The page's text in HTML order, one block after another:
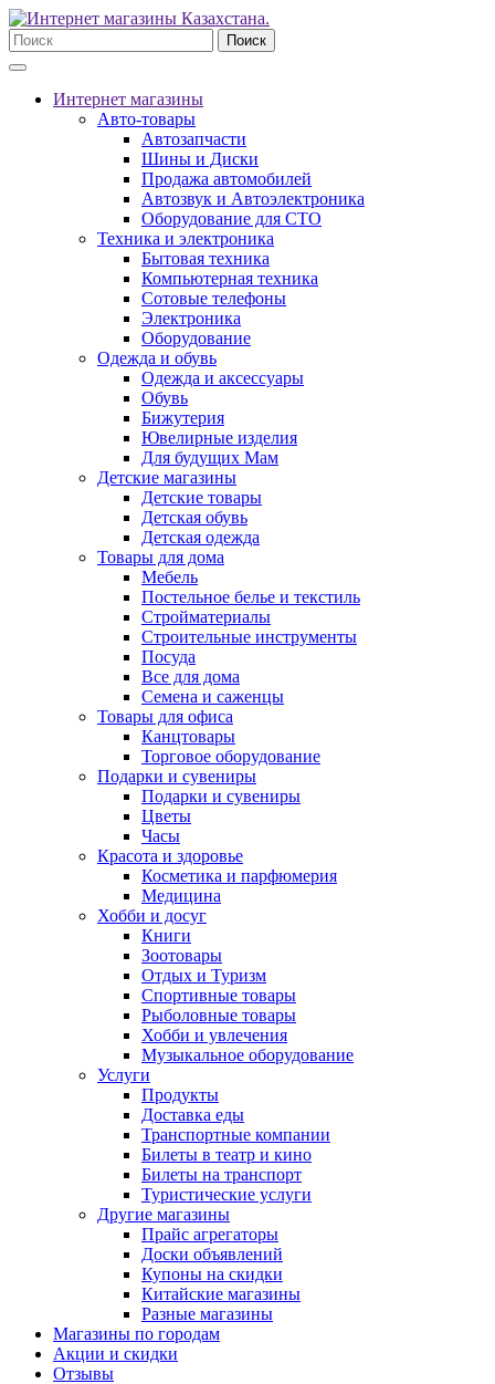
Поиск
Интернет магазины
Авто-товары
Автозапчасти
Шины и Диски
Продажа автомобилей
Автозвук и Автоэлектроника
Оборудование для СТО
Техника и электроника
Бытовая техника
Компьютерная техника
Сотовые телефоны
Электроника
Оборудование
Одежда и обувь
Одежда и аксессуары
Обувь
Бижутерия
Ювелирные изделия
Для будущих Мам
Детские магазины
Детские товары
Детская обувь
Детская одежда
Товары для дома
Мебель
Постельное белье и текстиль
Стройматериалы
Строительные инструменты
Посуда
Все для дома
Семена и саженцы
Товары для офиса
Канцтовары
Торговое оборудование
Подарки и сувениры
Подарки и сувениры
Цветы
Часы
Красота и здоровье
Косметика и парфюмерия
Медицина
Хобби и досуг
Книги
Зоотовары
Отдых и Туризм
Спортивные товары
Рыболовные товары
Хобби и увлечения
Музыкальное оборудование
Услуги
Продукты
Доставка еды
Транспортные компании
Билеты в театр и кино
Билеты на транспорт
Туристические услуги
Другие магазины
Прайс агрегаторы
Доски объявлений
Купоны на скидки
Китайские магазины
Разные магазины
Магазины по городам
Акции и скидки
Отзывы